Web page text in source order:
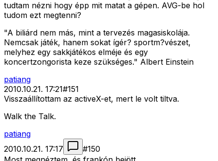
tudtam nézni hogy épp mit matat a gépen. AVG-be hol
tudom ezt megtenni?
"A biliárd nem más, mint a tervezés magasiskolája.
Nemcsak játék, hanem sokat ígér? sportm?vészet,
melyhez egy sakkjátékos elméje és egy
koncertzongorista keze szükséges." Albert Einstein
patiang
2010.10.21. 17:21#151
Visszaállítottam az activeX-et, mert le volt tiltva.
Walk the Talk.
patiang
2010.10.21. 17:17
#150